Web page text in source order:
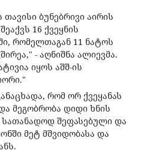
თავისი ბუნებრივი აირის
16 ქვეყნის
რომელთაგან 11 ნატოს
- აღნიშნა ალიევმა.
იყოს აშშ-ის
რომ ორ ქვეყანას
მეგობრობა დიდი ხნის
სათანადოდ შეფასებული და
მეტ მშვიდობასა და